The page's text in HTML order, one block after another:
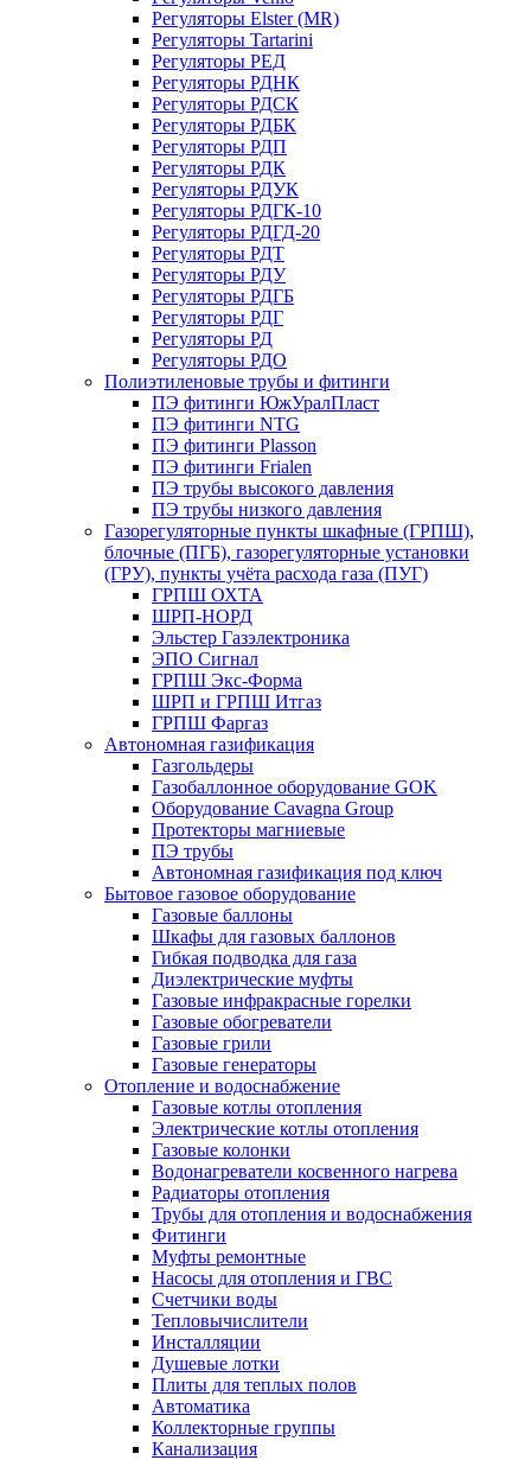
Регуляторы Elster (MR)
Регуляторы Tartarini
Регуляторы РЕД
Регуляторы РДНК
Регуляторы РДСК
Регуляторы РДБК
Регуляторы РДП
Регуляторы РДК
Регуляторы РДУК
Регуляторы РДГК-10
Регуляторы РДГД-20
Регуляторы РДТ
Регуляторы РДУ
Регуляторы РДГБ
Регуляторы РДГ
Регуляторы РД
Регуляторы РДО
Полиэтиленовые трубы и фитинги
ПЭ фитинги ЮжУралПласт
ПЭ фитинги NTG
ПЭ фитинги Plasson
ПЭ фитинги Frialen
ПЭ трубы высокого давления
ПЭ трубы низкого давления
Газорегуляторные пункты шкафные (ГРПШ),
блочные (ПГБ), газорегуляторные установки
(ГРУ), пункты учёта расхода газа (ПУГ)
ГРПШ ОХТА
ШРП-НОРД
Эльстер Газэлектроника
ЭПО Сигнал
ГРПШ Экс-Форма
ШРП и ГРПШ Итгаз
ГРПШ Фаргаз
Автономная газификация
Газгольдеры
Газобаллонное оборудование GOK
Оборудование Cavagna Group
Протекторы магниевые
ПЭ трубы
Автономная газификация под ключ
Бытовое газовое оборудование
Газовые баллоны
Шкафы для газовых баллонов
Гибкая подводка для газа
Диэлектрические муфты
Газовые инфракрасные горелки
Газовые обогреватели
Газовые грили
Газовые генераторы
Отопление и водоснабжение
Газовые котлы отопления
Электрические котлы отопления
Газовые колонки
Водонагреватели косвенного нагрева
Радиаторы отопления
Трубы для отопления и водоснабжения
Фитинги
Муфты ремонтные
Насосы для отопления и ГВС
Счетчики воды
Тепловычислители
Инсталляции
Душевые лотки
Плиты для теплых полов
Автоматика
Коллекторные группы
Канализация